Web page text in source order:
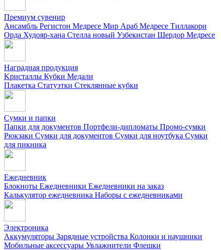
Премиум сувенир
Ансамбль Регистон Медресе Мир Араб Медресе Тиллакори
Орда Худояр-хана Стелла новый Узбекистан Шердор Медресе
Наградная продукция
Kристаллы Кубки Медали
Плакетка Статуэтки Стеклянные кубки
Сумки и папки
Папки для документов Портфели-дипломаты Промо-сумки
Рюкзаки Сумки для документов Сумки для ноутбука Сумки
для пикника
Ежедневник
Блокноты Ежедневники Ежедневники на заказ
Калькулятор ежедневника Наборы с ежедневниками
Электроника
Аккумуляторы Зарядные устройства Колонки и наушники
Мобильные аксессуары Увлажнители Флешки